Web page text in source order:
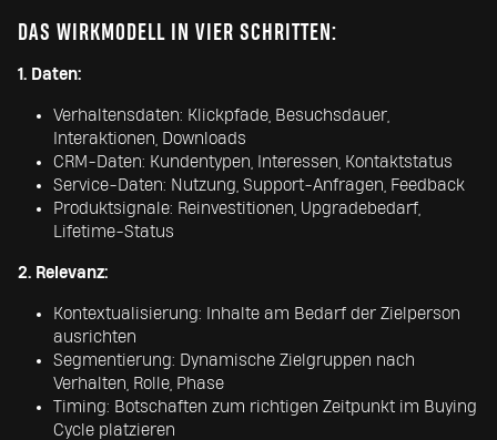
DAS WIRKMODELL IN VIER SCHRITTEN:
1. Daten:
Verhaltensdaten: Klickpfade, Besuchsdauer,
Interaktionen, Downloads
CRM-Daten: Kundentypen, Interessen, Kontaktstatus
Service-Daten: Nutzung, Support-Anfragen, Feedback
Produktsignale: Reinvestitionen, Upgradebedarf,
Lifetime-Status
2. Relevanz:
Kontextualisierung: Inhalte am Bedarf der Zielperson
ausrichten
Segmentierung: Dynamische Zielgruppen nach
Verhalten, Rolle, Phase
Timing: Botschaften zum richtigen Zeitpunkt im Buying
Cycle platzieren